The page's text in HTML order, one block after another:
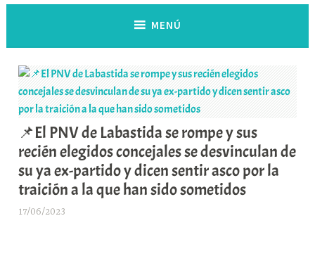
MENÚ
📌El PNV de Labastida se rompe y sus
recién elegidos concejales se desvinculan de
su ya ex-partido y dicen sentir asco por la
traición a la que han sido sometidos
17/06/2023